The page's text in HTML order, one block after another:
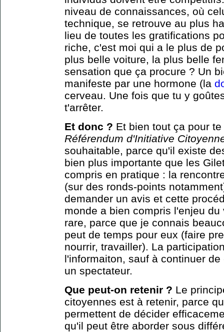
niveau de connaissances, où
technique, se retrouve au plus
lieu de toutes les gratifications
riche, c'est moi qui a le plus de
plus belle voiture, la plus belle
sensation que ça procure ? Un
manifeste par une hormone (la
cerveau. Une fois que tu y
t'arrêter.
Et donc ? Et bien tout ça pour
Référendum d'Initiative
souhaitable, parce qu'il existe
bien plus importante que les
compris en pratique : la
(sur des ronds-points
demander un avis et cette
monde a bien compris l'enjeu
rare, parce que je connais
peut de temps pour eux (faire
nourrir, travailler). La
l'informaiton, sauf à continuer
un spectateur.
Que peut-on retenir ? Le
citoyennes est à retenir, parce
permettent de décider
qu'il peut être aborder sous